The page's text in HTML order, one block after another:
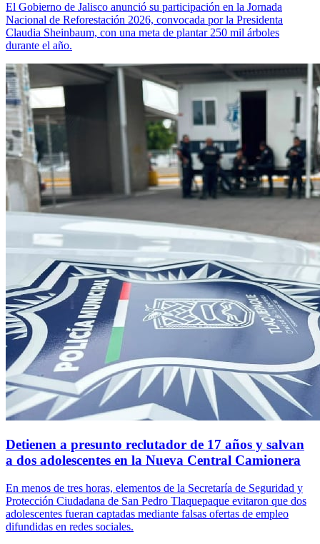
El Gobierno de Jalisco anunció su participación en la Jornada
Nacional de Reforestación 2026, convocada por la Presidenta
Claudia Sheinbaum, con una meta de plantar 250 mil árboles
durante el año.
Detienen a presunto reclutador de 17 años y salvan
a dos adolescentes en la Nueva Central Camionera
En menos de tres horas, elementos de la Secretaría de Seguridad y
Protección Ciudadana de San Pedro Tlaquepaque evitaron que dos
adolescentes fueran captadas mediante falsas ofertas de empleo
difundidas en redes sociales.